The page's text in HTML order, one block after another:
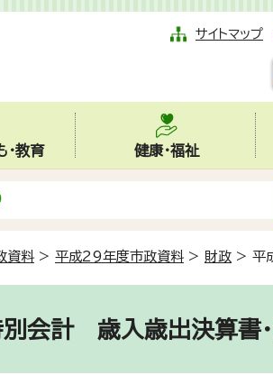
サイトマップ
・教育 健康・福祉
資料 > 平成29年度市政資料 > 財政 > 平
別会計 歳入歳出決算書